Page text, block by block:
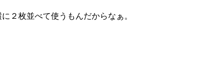
２枚並べて使うもんだからなぁ。